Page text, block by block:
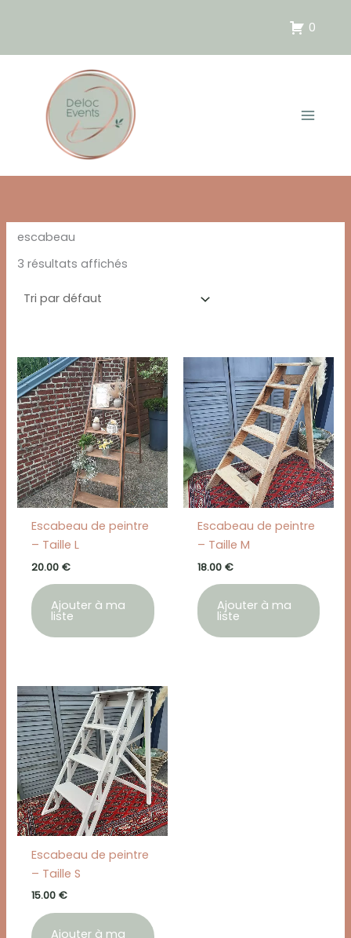
0
escabeau
3 résultats affichés
Escabeau de peintre
– Taille L
20.00 €
Ajouter à ma
liste
Escabeau de peintre
– Taille M
18.00 €
Ajouter à ma
liste
Escabeau de peintre
– Taille S
15.00 €
Ajouter à ma